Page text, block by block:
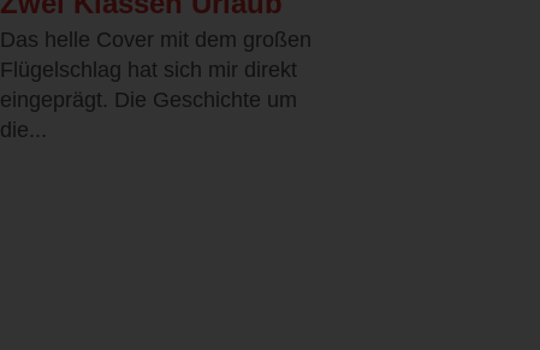
Das helle Cover mit dem großen
Flügelschlag hat sich mir direkt
eingeprägt. Die Geschichte um
die...